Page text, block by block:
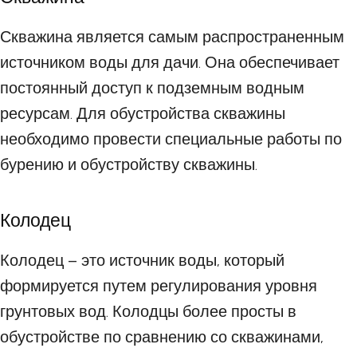
Скважина является самым распространенным
источником воды для дачи. Она обеспечивает
постоянный доступ к подземным водным
ресурсам. Для обустройства скважины
необходимо провести специальные работы по
бурению и обустройству скважины.
Колодец
Колодец – это источник воды, который
формируется путем регулирования уровня
грунтовых вод. Колодцы более просты в
обустройстве по сравнению со скважинами,